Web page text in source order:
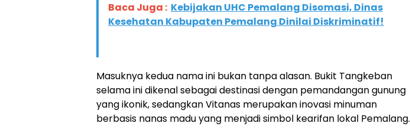
Baca Juga : Kebijakan UHC Pemalang Disomasi, Dinas
Kesehatan Kabupaten Pemalang Dinilai Diskriminatif!
​Masuknya kedua nama ini bukan tanpa alasan. Bukit Tangkeban
selama ini dikenal sebagai destinasi dengan pemandangan gunung
yang ikonik, sedangkan Vitanas merupakan inovasi minuman
berbasis nanas madu yang menjadi simbol kearifan lokal Pemalang.